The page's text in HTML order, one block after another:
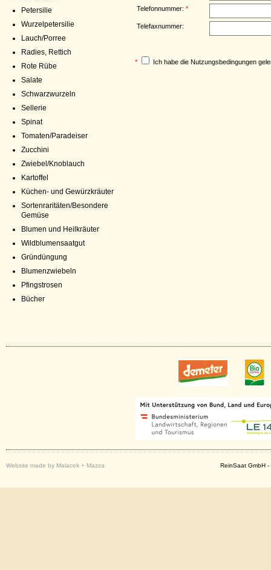
Petersilie
Wurzelpetersilie
Lauch/Porree
Radies, Rettich
Rote Rübe
Salate
Schwarzwurzeln
Sellerie
Spinat
Tomaten/Paradeiser
Zucchini
Zwiebel/Knoblauch
Kartoffel
Küchen- und Gewürzkräuter
Sortenraritäten/Besondere
Gemüse
Blumen und Heilkräuter
Wildblumensaatgut
Gründüngung
Blumenzwiebeln
Pfingstrosen
Bücher
Telefonnummer: *
Telefaxnummer:
* Ich habe die Nutzungsbedingungen
Website made by Malacek + Mazza ReinSaat GmbH